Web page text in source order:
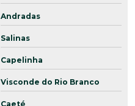
Andradas
Salinas
Capelinha
Visconde do Rio Branco
Caeté